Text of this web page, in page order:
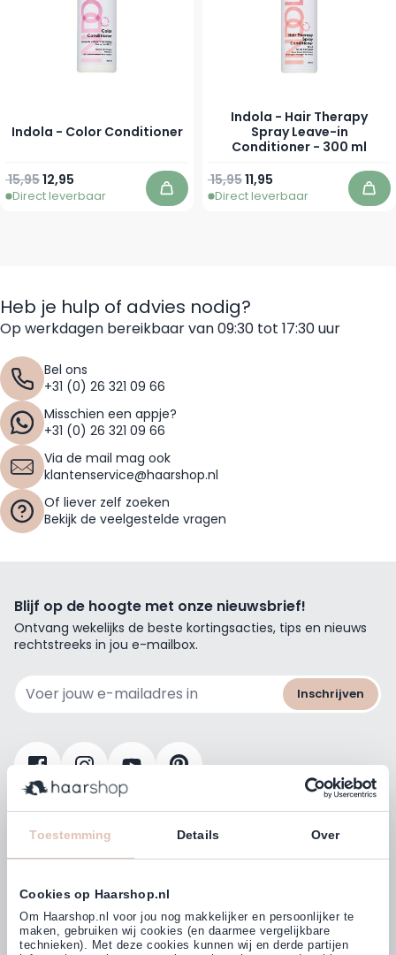
Toestemming Details Over
Cookies op Haarshop.nl
Om Haarshop.nl voor jou nog makkelijker en persoonlijker te
maken, gebruiken wij cookies (en daarmee vergelijkbare
technieken). Met deze cookies kunnen wij en derde partijen
Indola - Color Conditioner
Vanaf
12,95
Normale prijs
15,95
Direct leverbaar In winkelwagen
Indola - Hair Therapy
Spray Leave-in
Conditioner - 300 ml
Speciale prijs
11,95
Normale prijs
15,95
Direct leverbaar In
Heb je hulp of advies nodig?
Op werkdagen bereikbaar van 09:30 tot 17:30 uur
Bel ons
+31 (0) 26 321 09 66
Misschien een appje?
+31 (0) 26 321 09 66
Via de mail mag ook
klantenservice@haarshop.nl
Of liever zelf zoeken
Bekijk de veelgestelde vragen
Blijf op de hoogte met onze nieuwsbrief!
Ontvang wekelijks de beste kortingsacties, tips en nieuws
rechtstreeks in jou e-mailbox.
Inschrijven
4,77 (38.000+)